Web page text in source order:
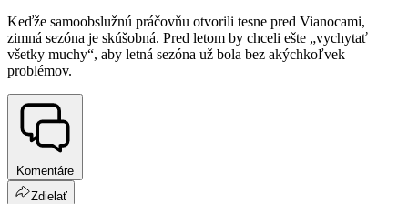
Keďže samoobslužnú práčovňu otvorili tesne pred Vianocami,
zimná sezóna je skúšobná. Pred letom by chceli ešte „vychytať
všetky muchy“, aby letná sezóna už bola bez akýchkoľvek
problémov.
Komentáre
Zdielať